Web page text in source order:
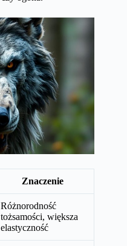
Znaczenie
Różnorodność
tożsamości, większa
elastyczność